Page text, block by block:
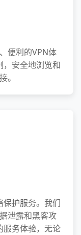
便利的VPN体
，安全地浏览和
。
保护服务。我们
泄露和黑客攻
服务体验，无论